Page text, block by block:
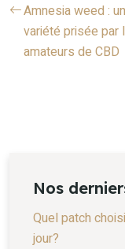
Amnesia weed :
variété prisée par
amateurs de CBD
Nos
Quel patch
jour?